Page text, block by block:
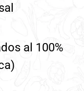
al 100%